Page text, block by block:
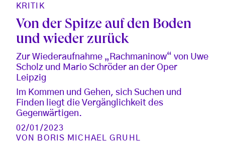
KRITIK
Von der Spitze auf den Boden
und wieder zurück
Zur Wiederaufnahme „Rachmaninow“ von Uwe
Scholz und Mario Schröder an der Oper
Leipzig
Im Kommen und Gehen, sich Suchen und
Finden liegt die Vergänglichkeit des
Gegenwärtigen.
02/01/2023
VON
BORIS MICHAEL GRUHL